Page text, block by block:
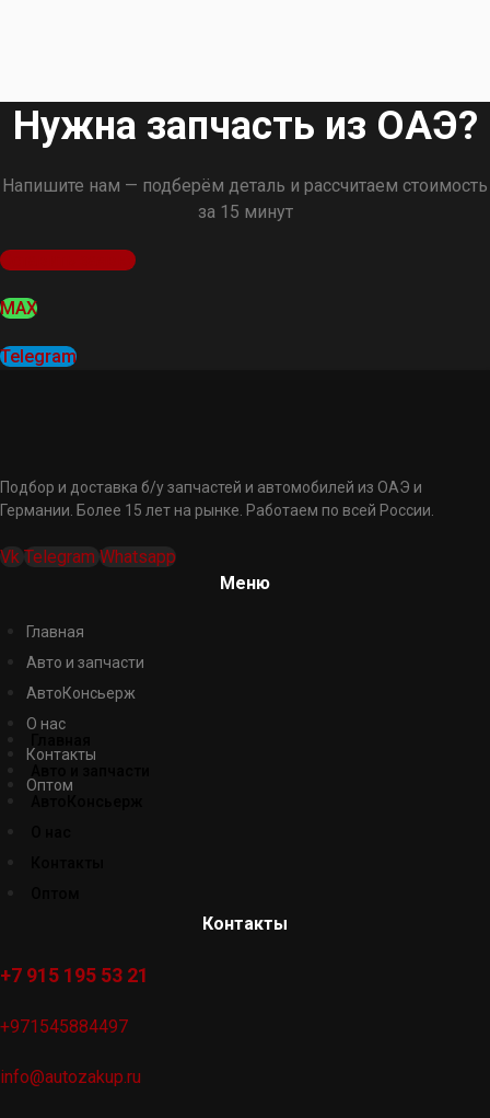
Нужна запчасть из ОАЭ?
Напишите нам — подберём деталь и рассчитаем стоимость
за 15 минут
Оставить заявку
MAX
Telegram
Подбор и доставка б/у запчастей и автомобилей из ОАЭ и
Германии. Более 15 лет на рынке. Работаем по всей России.
Vk Telegram Whatsapp
Меню
Главная
Авто и запчасти
АвтоКонсьерж
О нас
Контакты
Оптом
Контакты
+7 915 195 53 21
+971545884497
info@autozakup.ru